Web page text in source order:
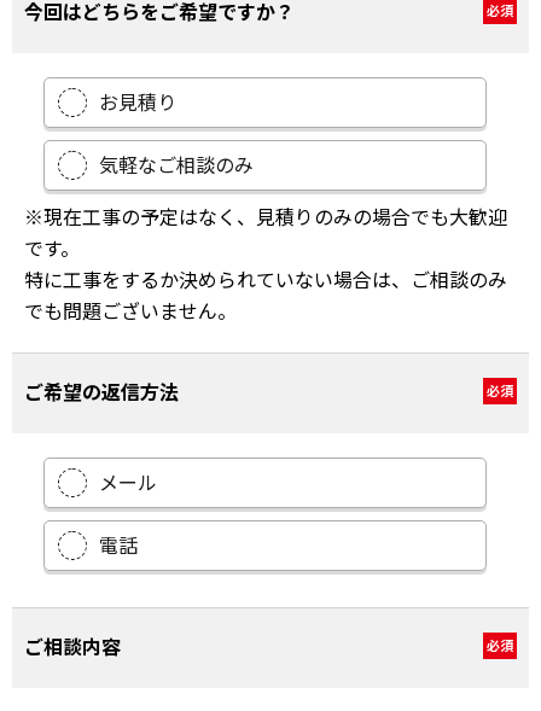
今回はどちらをご希望ですか？ 必須
お見積り
気軽なご相談のみ
※現在工事の予定はなく、見積りのみの場合でも大歓迎
です。
特に工事をするか決められていない場合は、ご相談のみ
でも問題ございません。
ご希望の返信方法 必須
メール
電話
ご相談内容 必須